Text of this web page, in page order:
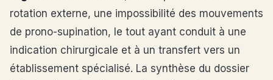
rotation externe, une impossibilité des mouvements
de prono-supination, le tout ayant conduit à une
indication chirurgicale et à un transfert vers un
établissement spécialisé. La synthèse du dossier